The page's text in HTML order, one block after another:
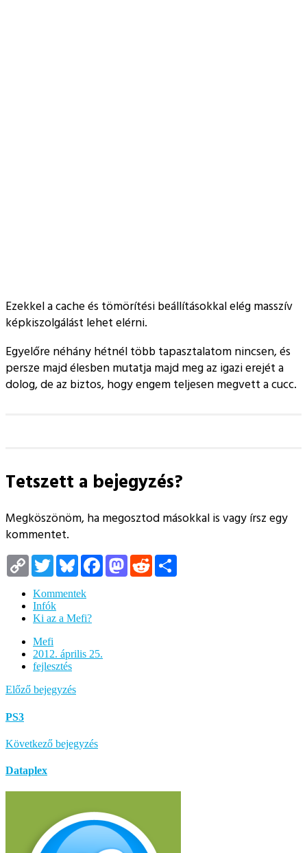
Ezekkel a cache és tömörítési beállításokkal elég masszív
képkiszolgálást lehet elérni.
Egyelőre néhány hétnél több tapasztalatom nincsen, és
persze majd élesben mutatja majd meg az igazi erejét a
dolog, de az biztos, hogy engem teljesen megvett a cucc.
Tetszett a bejegyzés?
Megköszönöm, ha megosztod másokkal is vagy írsz egy
kommentet.
Copy
Link
TwitterBlueskyFacebookMastodon
Reddit
Kommentek
Infók
Ki az a Mefi?
Mefi
2012. április 25.
fejlesztés
Előző bejegyzés
PS3
Következő bejegyzés
Dataplex